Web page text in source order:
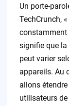
Un porte-
TechCrunch,
constamment
signifie que
peut varier
appareils. Au
allons
utilisateurs